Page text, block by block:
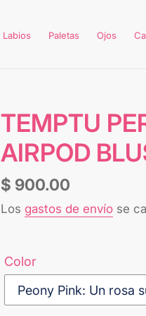
Labios Paletas Ojos
TEMPTU
AIRPOD
Precio
habitual
$ 900.00
Los gastos de envío se
Color